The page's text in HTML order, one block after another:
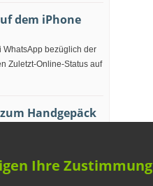
dem iPhone
WhatsApp bezüglich der
Zuletzt-Online-Status auf
Handgepäck
Ihre Zustimmung